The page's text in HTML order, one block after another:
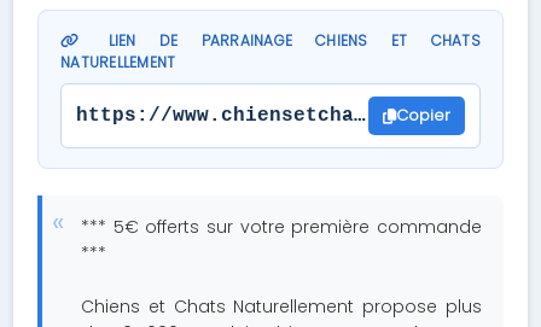
LIEN DE PARRAINAGE CHIENS ET CHATS
NATURELLEMENT
https:// Copier
*** 5€ offerts sur votre première commande
***
Chiens et Chats Naturellement propose plus